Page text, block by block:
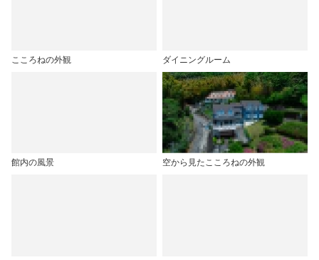
こころねの外観 ダイニングルーム
館内の風景 空から見たこころねの外観